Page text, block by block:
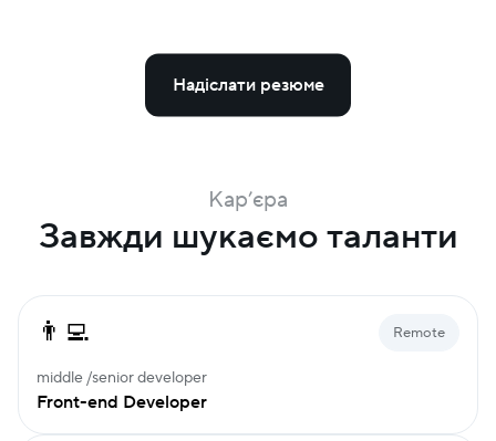
Надіслати резюме
Кар’єра
Завжди шукаємо таланти
👨‍💻 Remote
middle /senior developer
Front-end Developer